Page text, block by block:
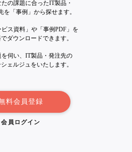
の課題に合ったIT製品・
を「事例」から探せます。
ビス資料」や「事例PDF」を
ダウンロードできます。
を伺い、IT製品・発注先の
ェルジュをいたします。
料会員登録
会員ログイン